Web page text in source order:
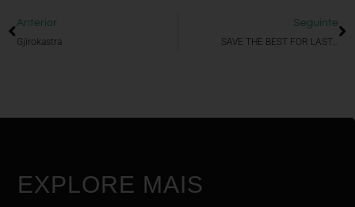
Anterior
Gjirokastra
Seguinte
SAVE THE BEST FOR LAST…
EXPLORE MAIS